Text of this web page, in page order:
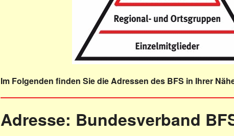
Im Folgenden finden Sie die Adressen des BFS in Ihrer
Adresse: Bundesverband